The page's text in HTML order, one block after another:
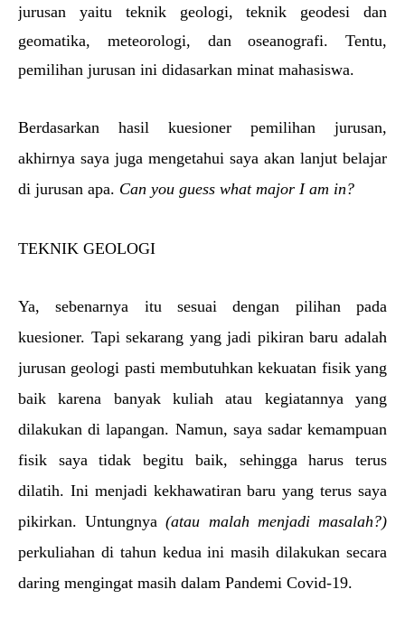
jurusan yaitu teknik geologi, teknik geodesi dan
geomatika, meteorologi, dan oseanografi. Tentu,
pemilihan jurusan ini didasarkan minat mahasiswa.
Berdasarkan hasil kuesioner pemilihan jurusan,
akhirnya saya juga mengetahui saya akan lanjut belajar
di jurusan apa. Can you guess what major I am in?
TEKNIK GEOLOGI
Ya, sebenarnya itu sesuai dengan pilihan pada
kuesioner. Tapi sekarang yang jadi pikiran baru adalah
jurusan geologi pasti membutuhkan kekuatan fisik yang
baik karena banyak kuliah atau kegiatannya yang
dilakukan di lapangan. Namun, saya sadar kemampuan
fisik saya tidak begitu baik, sehingga harus terus
dilatih. Ini menjadi kekhawatiran baru yang terus saya
pikirkan. Untungnya (atau malah menjadi masalah?)
perkuliahan di tahun kedua ini masih dilakukan secara
daring mengingat masih dalam Pandemi Covid-19.